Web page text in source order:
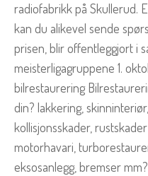
radiofabrikk på Skullerud.
kan du alikevel sende
prisen, blir offentleggjort i
meisterligagruppene 1.
bilrestaurering
din? lakkering,
kollisjonsskader,
motorhavari,
eksosanlegg, bremser